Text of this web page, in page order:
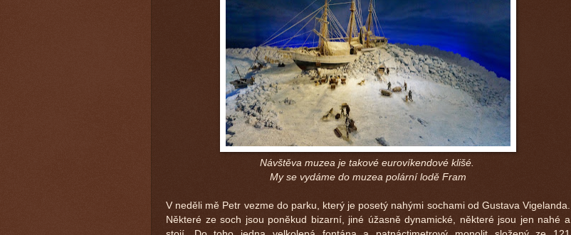
Návštěva muzea je takové eurovíkendové klišé.
My se vydáme do muzea polární lodě Fram
V neděli mě Petr vezme do parku, který je posetý nahými sochami od Gustava Vigelanda.
Některé ze soch jsou poněkud bizarní, jiné úžasně dynamické, některé jsou jen nahé a